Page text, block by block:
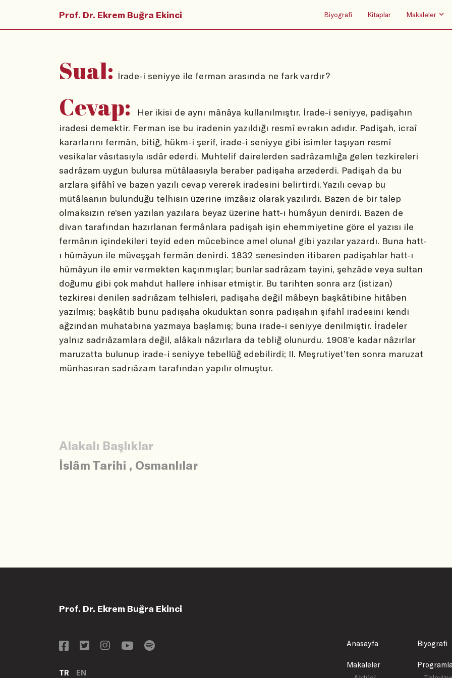
Prof. Dr. Ekrem Buğra Ekinci Biyografi Kitaplar Makaleler
Sual: İrade-i seniyye ile ferman arasında ne fark vardır?
Cevap:
Her ikisi de aynı mânâya kullanılmıştır. İrade-i seniyye, padişahın
iradesi demektir. Ferman ise bu iradenin yazıldığı resmî evrakın adıdır. Padişah, icraî
kararlarını fermân, bitiğ, hükm-i şerif, irade-i seniyye gibi isimler taşıyan resmî
vesikalar vâsıtasıyla ısdâr ederdi. Muhtelif dairelerden sadrâzamlığa gelen tezkireleri
sadrâzam uygun bulursa mütâlaasıyla beraber padişaha arzederdi. Padişah da bu
arzlara şifâhî ve bazen yazılı cevap vererek iradesini belirtirdi. Yazılı cevap bu
mütâlaanın bulunduğu telhisin üzerine imzâsız olarak yazılırdı. Bazen de bir talep
olmaksızın re’sen yazılan yazılara beyaz üzerine hatt-ı hümâyun denirdi. Bazen de
divan tarafından hazırlanan fermânlara padişah işin ehemmiyetine göre el yazısı ile
fermânın içindekileri teyid eden mûcebince amel oluna! gibi yazılar yazardı. Buna hatt-
ı hümâyun ile müveşşah fermân denirdi. 1832 senesinden itibaren padişahlar hatt-ı
hümâyun ile emir vermekten kaçınmışlar; bunlar sadrâzam tayini, şehzâde veya sultan
doğumu gibi çok mahdut hallere inhisar etmiştir. Bu tarihten sonra arz (istizan)
tezkiresi denilen sadrıâzam telhisleri, padişaha değil mâbeyn başkâtibine hitâben
yazılmış; başkâtib bunu padişaha okuduktan sonra padişahın şifahî iradesini kendi
ağzından muhatabına yazmaya başlamış; buna irade-i seniyye denilmiştir. İradeler
yalnız sadrıâzamlara değil, alâkalı nâzırlara da tebliğ olunurdu. 1908’e kadar nâzırlar
maruzatta bulunup irade-i seniyye tebellüğ edebilirdi; II. Meşrutiyet’ten sonra maruzat
münhasıran sadrıâzam tarafından yapılır olmuştur.
Alakalı Başlıklar
İslâm Tarihi , Osmanlılar
Prof. Dr. Ekrem Buğra Ekinci
TR EN
Anasayfa Biyografi
Makaleler